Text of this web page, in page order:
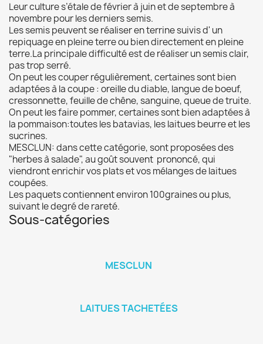
Leur culture s’étale de février à juin et de septembre à
novembre pour les derniers semis.
Les semis peuvent se réaliser en terrine suivis d' un
repiquage en pleine terre ou bien directement en pleine
terre.La principale difficulté est de réaliser un semis clair,
pas trop serré.
On peut les couper régulièrement, certaines sont bien
adaptées à la coupe : oreille du diable, langue de boeuf,
cressonnette, feuille de chêne, sanguine, queue de truite.
On peut les faire pommer, certaines sont bien adaptées à
la pommaison:toutes les batavias, les laitues beurre et les
sucrines.
MESCLUN: dans cette catégorie, sont proposées des
"herbes à salade", au goût souvent prononcé, qui
viendront enrichir vos plats et vos mélanges de laitues
coupées.
Les paquets contiennent environ 100graines ou plus,
suivant le degré de rareté.
Sous-catégories
MESCLUN
LAITUES TACHETÉES